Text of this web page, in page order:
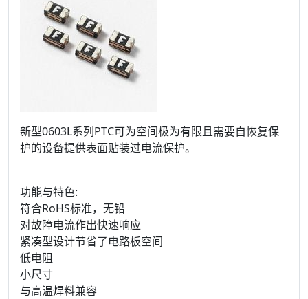
新型0603L系列PTC可为空间极为有限且需要自恢复保
护的设备提供表面贴装过电流保护。
功能与特色:
符合RoHS标准，无铅
对故障电流作出快速响应
紧凑型设计节省了电路板空间
低电阻
小尺寸
与高温焊料兼容